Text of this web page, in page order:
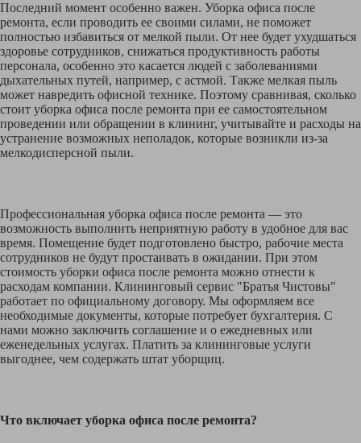
Последний момент особенно важен. Уборка офиса после
ремонта, если проводить ее своими силами, не поможет
полностью избавиться от мелкой пыли. От нее будет ухудшаться
здоровье сотрудников, снижаться продуктивность работы
персонала, особенно это касается людей с заболеваниями
дыхательных путей, например, с астмой. Также мелкая пыль
может навредить офисной технике. Поэтому сравнивая, сколько
стоит уборка офиса после ремонта при ее самостоятельном
проведении или обращении в клининг, учитывайте и расходы на
устранение возможных неполадок, которые возникли из-за
мелкодисперсной пыли.
Профессиональная уборка офиса после ремонта — это
возможность выполнить неприятную работу в удобное для вас
время. Помещение будет подготовлено быстро, рабочие места
сотрудников не будут простаивать в ожидании. При этом
стоимость уборки офиса после ремонта можно отнести к
расходам компании. Клининговый сервис "Братья Чистовы"
работает по официальному договору. Мы оформляем все
необходимые документы, которые потребует бухгалтерия. С
нами можно заключить соглашение и о ежедневных или
еженедельных услугах. Платить за клининговые услуги
выгоднее, чем содержать штат уборщиц.
Что включает уборка офиса после ремонта?